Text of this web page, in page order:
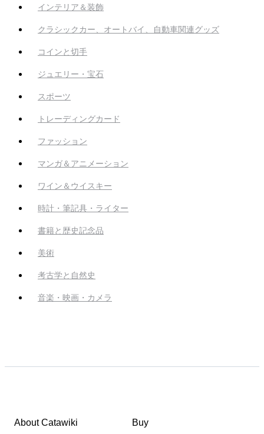
インテリア＆装飾
クラシックカー、オートバイ、自動車関連グッズ
コインと切手
ジュエリー・宝石
スポーツ
トレーディングカード
ファッション
マンガ＆アニメーション
ワイン＆ウイスキー
時計・筆記具・ライター
書籍と歴史記念品
美術
考古学と自然史
音楽・映画・カメラ
About Catawiki Buy